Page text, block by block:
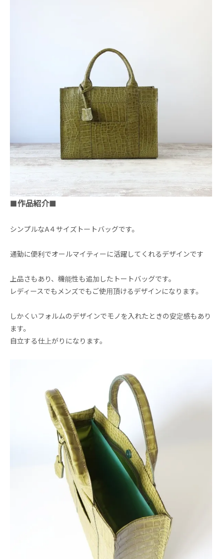
■作品紹介■
シンプルなA４サイズトートバッグです。
通勤に便利でオールマイティーに活躍してくれるデザインです
上品さもあり、機能性も追加したトートバッグです。
レディースでもメンズでもご使用頂けるデザインになります。
しかくいフォルムのデザインでモノを入れたときの安定感もあり
ます。
自立する仕上がりになります。